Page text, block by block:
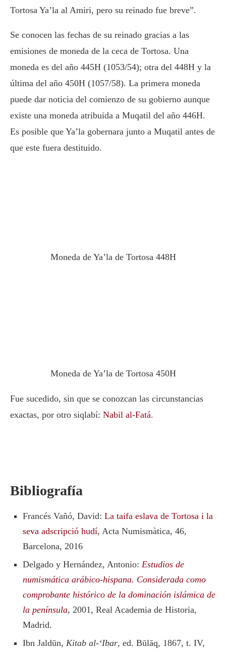
Tortosa Ya’la al Amiri, pero su reinado fue breve”.
Se conocen las fechas de su reinado gracias a las
emisiones de moneda de la ceca de Tortosa. Una
moneda es del año 445H (1053/54); otra del 448H y la
última del año 450H (1057/58). La primera moneda
puede dar noticia del comienzo de su gobierno aunque
existe una moneda atribuida a Muqatil del año 446H.
Es posible que Ya’la gobernara junto a Muqatil antes de
que este fuera destituido.
Moneda de Ya’la de Tortosa 448H
Moneda de Ya’la de Tortosa 450H
Fue sucedido, sin que se conozcan las circunstancias
exactas, por otro siqlabí: Nabil al-Fatá.
Bibliografía
Francés Vañó, David: La taifa eslava de Tortosa i la
seva adscripció hudí, Acta Numismàtica, 46,
Barcelona, 2016
Delgado y Hernández, Antonio: Estudios de
numismática arábico-hispana. Considerada como
comprobante histórico de la dominación islámica de
la península, 2001, Real Academia de Historia,
Madrid.
Ibn Jaldūn, Kitab al-‘Ibar, ed. Būlāq, 1867, t. IV,